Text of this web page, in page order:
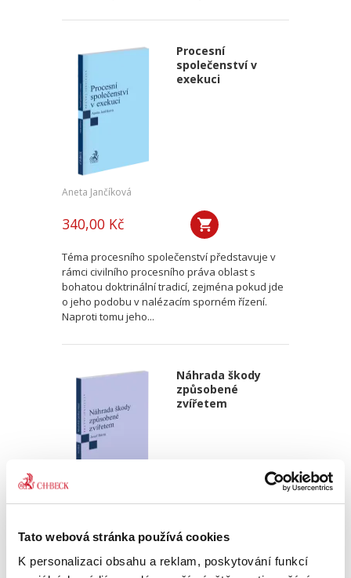
Tato webová stránka používá cookies
K personalizaci obsahu a reklam, poskytování funkcí
Procesní
společenství v
exekuci
Aneta Jančíková
340,00 Kč
Téma procesního společenství představuje v
rámci civilního procesního práva oblast s
bohatou doktrinální tradicí, zejména pokud jde
o jeho podobu v nalézacím sporném řízení.
Naproti tomu jeho...
Náhrada škody
způsobené
zvířetem